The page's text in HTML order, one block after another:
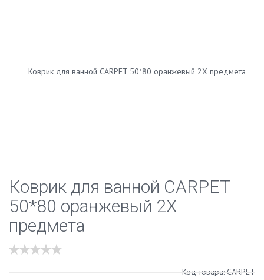
Коврик для ванной CARPET
50*80 оранжевый 2X
предмета
Код товара: CARPET